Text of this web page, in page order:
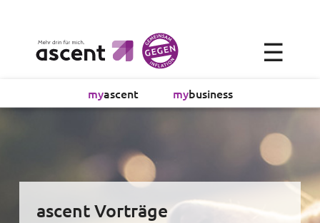
myascent mybusiness
×
Alltagsökonomie
Absicherung
Finanzvorsorge
☰
ascent Vorträge